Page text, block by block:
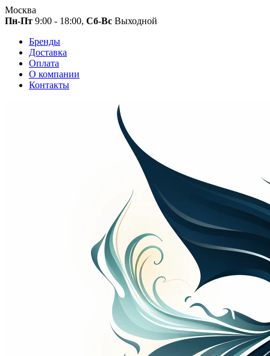
Москва
Пн-Пт 9:00 - 18:00, Сб-Вс Выходной
Бренды
Доставка
Оплата
О компании
Контакты